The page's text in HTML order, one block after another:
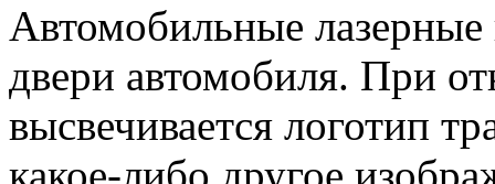
Автомобильные лазерные
двери автомобиля. При
высвечивается логотип
какое-либо другое